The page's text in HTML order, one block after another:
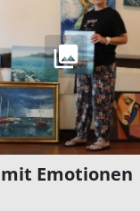
Emotionen